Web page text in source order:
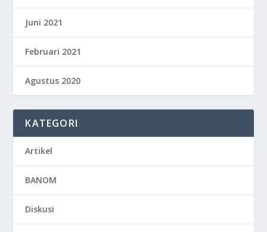
Juni 2021
Februari 2021
Agustus 2020
KATEGORI
Artikel
BANOM
Diskusi